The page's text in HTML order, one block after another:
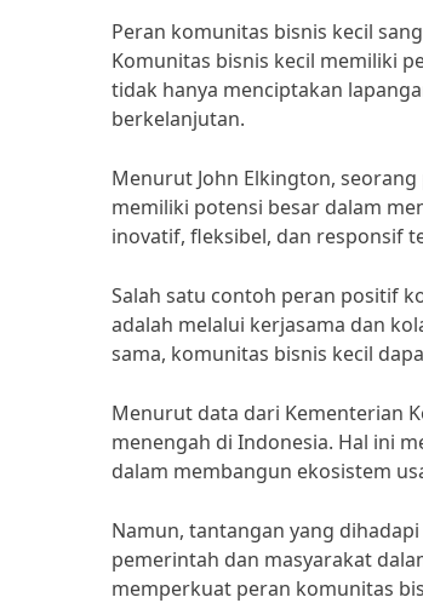
Peran komunitas bisnis kecil
Komunitas bisnis kecil memiliki
tidak hanya menciptakan
berkelanjutan.
Menurut John Elkington,
memiliki potensi besar dalam
inovatif, fleksibel, dan responsif
Salah satu contoh peran positif
adalah melalui kerjasama dan
sama, komunitas bisnis kecil
Menurut data dari Kementerian
menengah di Indonesia. Hal ini
dalam membangun ekosistem
Namun, tantangan yang
pemerintah dan masyarakat
memperkuat peran komunitas